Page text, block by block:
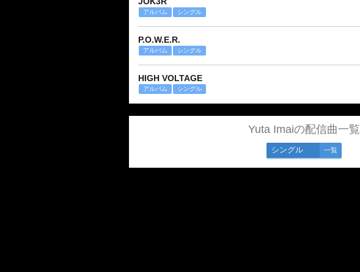
アルバム シングル
P.O.W.E.R.
アルバム シングル
HIGH VOLTAGE
アルバム シングル
Yuta Imaiの配信曲一覧
シングル 一覧